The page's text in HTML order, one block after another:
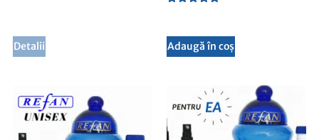
Detalii Adaugă în coș